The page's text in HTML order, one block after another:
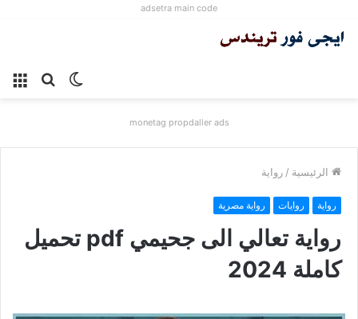
adsetra main code
بحث الوضع
monetag propdaller ads
الرئيسية / رواية
رواية روايات رواية مصرية
رواية تعالي الى جحيمي pdf تحميل
كاملة 2024